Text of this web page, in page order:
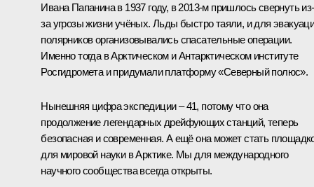
Ивана Папанина в 1937 году, в 2013-м пришлось свернуть из-
за угрозы жизни учёных. Льды быстро таяли, и для
полярников организовывались спасательные операции.
Именно тогда в Арктическом и Антарктическом институте
Росгидромета и придумали платформу «Северный полюс».
Нынешняя цифра экспедиции – 41, потому что она
продолжение легендарных дрейфующих станций, теперь
безопасная и современная. А ещё она может стать
для мировой науки в Арктике. Мы для международного
научного сообщества всегда открыты.